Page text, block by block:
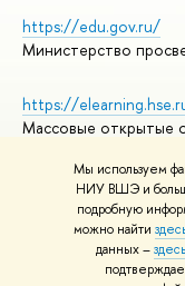
Мы используем
НИУ ВШЭ и
подробную
можно найти
данных –здесь
https://edu.gov.ru/
Министерство
https://
Массовые открытые
© НИУ ВШЭ 1993–2026
Условия
Политика